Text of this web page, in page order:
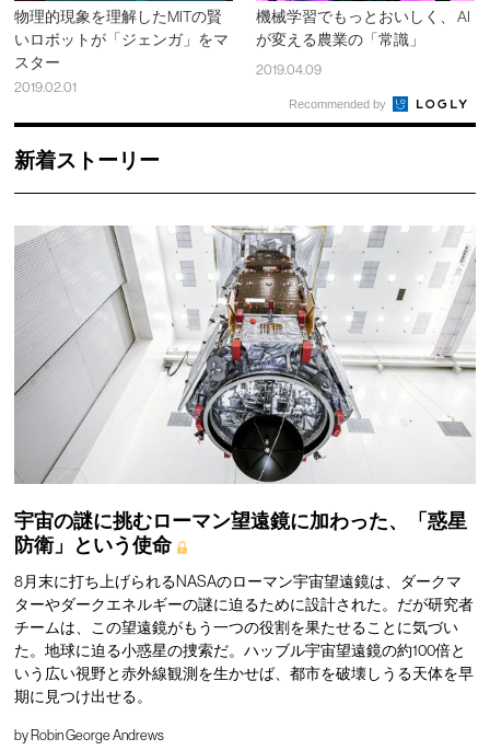
物理的現象を理解したMITの賢
いロボットが「ジェンガ」をマ
スター
2019.02.01
機械学習でもっとおいしく、 AI
が変える農業の「常識」
2019.04.09
Recommended by
新着ストーリー
宇宙の謎に挑むローマン望遠鏡に加わった、「惑星
防衛」という使命
8月末に打ち上げられるNASAのローマン宇宙望遠鏡は、ダークマ
ターやダークエネルギーの謎に迫るために設計された。だが研究者
チームは、この望遠鏡がもう一つの役割を果たせることに気づい
た。地球に迫る小惑星の捜索だ。ハッブル宇宙望遠鏡の約100倍と
いう広い視野と赤外線観測を生かせば、都市を破壊しうる天体を早
期に見つけ出せる。
byRobin George Andrews